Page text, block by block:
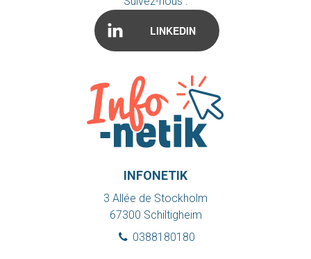
LINKEDIN
INFONETIK
3 Allée de Stockholm
67300 Schiltigheim
0388180180